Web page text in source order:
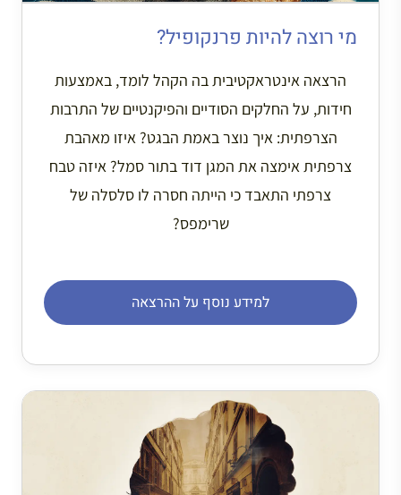
מי רוצה להיות פרנקופיל?
הרצאה אינטראקטיבית בה הקהל לומד, באמצעות
חידות, על החלקים הסודיים והפיקנטיים של התרבות
הצרפתית: איך נוצר באמת הבגט? איזו מאהבת
צרפתית אימצה את המגן דוד בתור סמל? איזה טבח
צרפתי התאבד כי הייתה חסרה לו סלסלה של
שרימפס?
למידע נוסף על ההרצאה